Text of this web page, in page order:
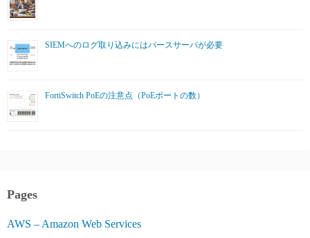
SIEMへのログ取り込みにはパースサーバが必要
FortiSwitch PoEの注意点（PoEポートの数）
Pages
AWS – Amazon Web Services